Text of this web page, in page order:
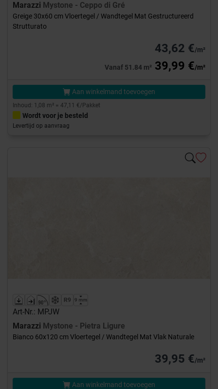
Marazzi Mystone - Ceppo di Gré
Greige 30x60 cm Vloertegel / Wandtegel Mat Gestructureerd
Strutturato
43,62 €/m²
Vanaf 51.84 m² 39,99 €/m²
Aan winkelmand toevoegen
Inhoud: 1,08 m² = 47,11 €/Pakket
Wordt voor je besteld
Levertijd op aanvraag
Art-Nr.: MPJW
Marazzi Mystone - Pietra Ligure
Bianco 60x120 cm Vloertegel / Wandtegel Mat Vlak Naturale
39,95 €/m²
Aan winkelmand toevoegen